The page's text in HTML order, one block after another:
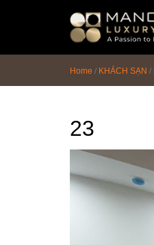
Home / KHÁCH SẠN /
23